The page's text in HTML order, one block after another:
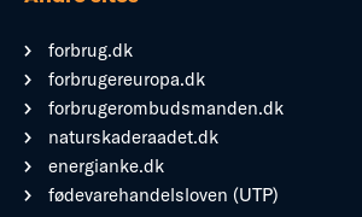
forbrug.dk
forbrugereuropa.dk
forbrugerombudsmanden.dk
naturskaderaadet.dk
energianke.dk
fødevarehandelsloven (UTP)